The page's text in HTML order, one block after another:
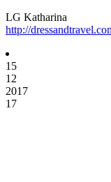
LG Katharina
http://
15
12
2017
17